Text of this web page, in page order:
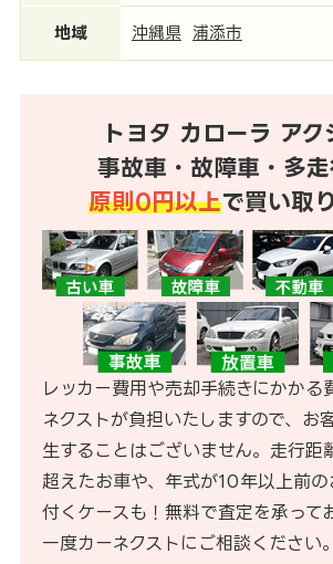
地域 沖縄県 浦添市
トヨタ カローラ アク
事故車・故障車・多
原則0円以上で買い取
レッカー費用や売却手続きにかかる
ネクストが負担いたしますので、お
生することはございません。走行
超えたお車や、年式が10年以上前
付くケースも！無料で査定を承って
一度カーネクストにご相談ください。